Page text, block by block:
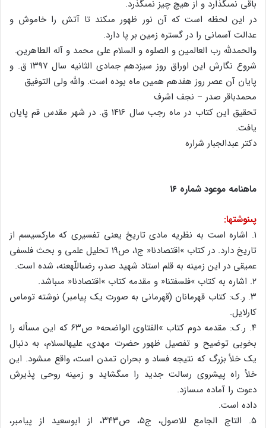
باقى نمى‏گذارد و از هیچ چیز نمى‏گذرد.
در این لحظه است که آن نور ظهور مى‏کند تا آتش را خاموش و
عدالت آسمانى را در گستره زمین بر پا دارد.
والحمدلله رب العالمین و الصلوه و السلام على محمد و آله الطاهرین.
شروع نگارش این اوراق روز سیزدهم جمادى الثانیه سال ۱۳۹۷ ق. و
پایان آن عصر روز هفدهم همین ماه بوده است. والله ولى التوفیق
محمدباقر صدر – نجف اشرف
تحقیق این کتاب در ماه رجب سال ۱۴۱۶ ق. در شهر مقدس قم پایان
یافت.
دکتر عبدالجبار شراره
ماهنامه موعود شماره ۱۶
پى‏نوشتها:
۱. اشاره است به نظریه مادى تاریخ یعنى تفسیرى که مارکسیسم از
تاریخ دارد. در کتاب »اقتصادنا« ج۱، ص۱۹ تحلیل علمى و بحث فلسفى
عمیقى در این زمینه به قلم استاد شهید صدر، رضى‏اللّه‏عنه، شده است.
۲. اشاره به کتاب »فلسفتنا« و مقدمه کتاب »اقتصادنا« مى‏باشد.
۳. ر.ک: کتاب قهرمانان (قهرمانى به صورت یک پیامبر) نوشته توماس
کارلایل.
۴. ر.ک: مقدمه دوم کتاب »الفتاوى الواضحه« ص۶۳ که این مسأله را
بخوبى توضیح و تفصیل ظهور حضرت مهدى، علیه‏السلام، به دنبال
یک خلأ بزرگ که نتیجه فساد و بحران تمدن است، واقع مى‏شود. این
خلأ راه پیشروى رسالت جدید را مى‏گشاید و زمینه روحى پذیرش
دعوت را آماده مى‏سازد.
داده است.
۵. التاج الجامع للاصول، ج۵، ص۳۴۳، از ابوسعید از پیامبر،